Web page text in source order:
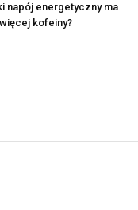
napój energetyczny ma
kofeiny?